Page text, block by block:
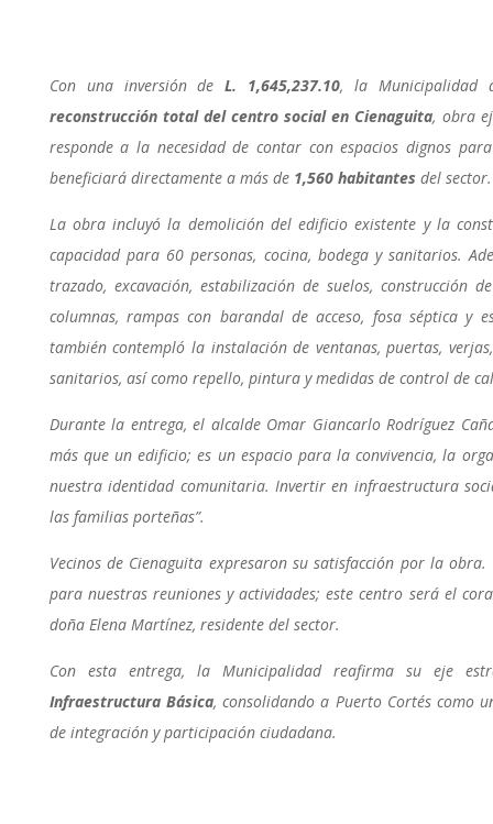
Con una inversión deL. 1,645,237.10, la Municipalidad
reconstrucción total del centro social en Cienaguita, obra
responde a la necesidad de contar con espacios dignos
beneficiará directamente a más de 1,560 habitantes del sector.
La obra incluyó la demolición del edificio existente y la
capacidad para 60 personas, cocina, bodega y sanitarios.
trazado, excavación, estabilización de suelos, construcción
columnas, rampas con barandal de acceso, fosa séptica y
también contempló la instalación de ventanas, puertas,
sanitarios, así como repello, pintura y medidas de control de
Durante la entrega, el alcalde Omar Giancarlo Rodríguez
más que un edificio; es un espacio para la convivencia, la
nuestra identidad comunitaria. Invertir en infraestructura
las familias porteñas”.
Vecinos de Cienaguita expresaron su satisfacción por la
para nuestras reuniones y actividades; este centro será el
doña Elena Martínez, residente del sector.
Con esta entrega, la Municipalidad reafirma su eje
Infraestructura Básica, consolidando a Puerto Cortés como
de integración y participación ciudadana.